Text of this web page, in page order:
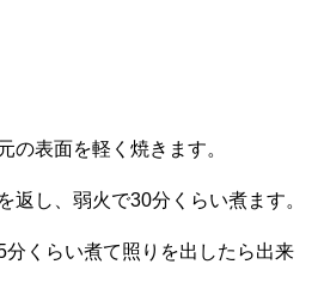
表面を軽く焼きます。
し、弱火で30分くらい煮ます。
くらい煮て照りを出したら出来